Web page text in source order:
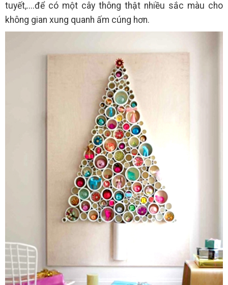
tuyết,....để có một cây thông thật nhiều sắc màu cho
không gian xung quanh ấm cúng hơn.